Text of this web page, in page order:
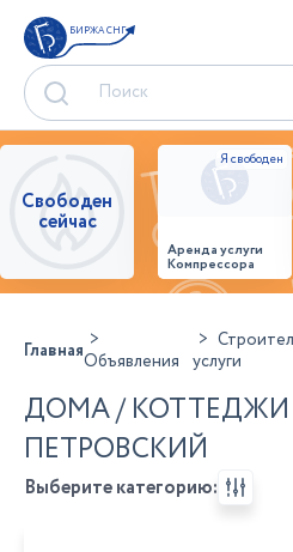
БИРЖА СНГ
Свободен
сейчас
Аренда услуги
Компрессора
ГлавнаяОбъявления
услуги
ДОМА /
ПЕТРОВСКИЙ
Выберите категорию: